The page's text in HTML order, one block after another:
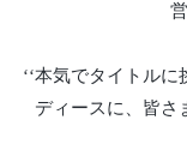
‘‘本気でタイトル
ディースに、皆さ